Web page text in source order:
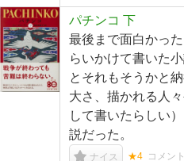
パチンコ 下
最後まで面白かっ
らいかけて書いた
とそれもそうかと
大さ、描かれる人
して書いたらしい
説だった。
ナイス ★4 コメン